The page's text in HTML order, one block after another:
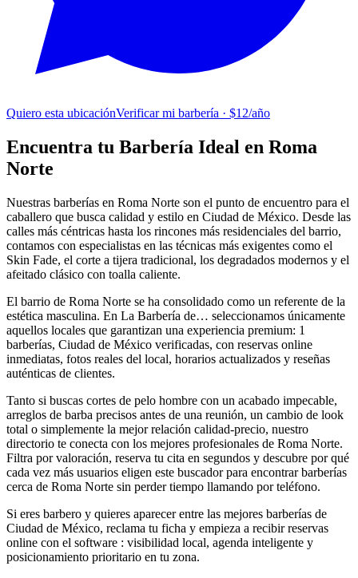
Quiero esta ubicaciónVerificar mi barbería · $12/año
Encuentra tu Barbería Ideal en Roma
Norte
Nuestras barberías en Roma Norte son el punto de encuentro para el
caballero que busca calidad y estilo en Ciudad de México. Desde las
calles más céntricas hasta los rincones más residenciales del barrio,
contamos con especialistas en las técnicas más exigentes como el
Skin Fade, el corte a tijera tradicional, los degradados modernos y el
afeitado clásico con toalla caliente.
El barrio de Roma Norte se ha consolidado como un referente de la
estética masculina. En La Barbería de… seleccionamos únicamente
aquellos locales que garantizan una experiencia premium: 1
barberías, Ciudad de México verificadas, con reservas online
inmediatas, fotos reales del local, horarios actualizados y reseñas
auténticas de clientes.
Tanto si buscas cortes de pelo hombre con un acabado impecable,
arreglos de barba precisos antes de una reunión, un cambio de look
total o simplemente la mejor relación calidad-precio, nuestro
directorio te conecta con los mejores profesionales de Roma Norte.
Filtra por valoración, reserva tu cita en segundos y descubre por qué
cada vez más usuarios eligen este buscador para encontrar barberías
cerca de Roma Norte sin perder tiempo llamando por teléfono.
Si eres barbero y quieres aparecer entre las mejores barberías de
Ciudad de México, reclama tu ficha y empieza a recibir reservas
online con el software : visibilidad local, agenda inteligente y
posicionamiento prioritario en tu zona.